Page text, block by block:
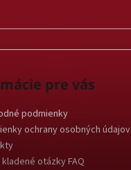
pre vás
podmienky
ochrany osobných údajov
otázky FAQ